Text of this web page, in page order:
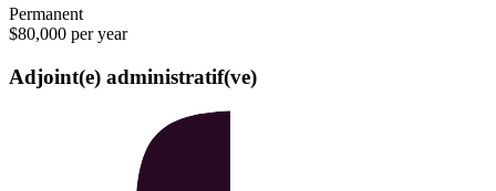
Permanent
$80,000 per year
Adjoint(e) administratif(ve)